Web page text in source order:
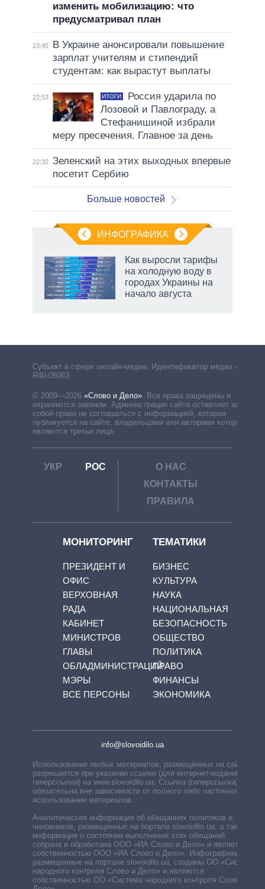
изменить мобилизацию: что
предусматривал план
23:45
В Украине анонсировали повышение
зарплат учителям и стипендий
студентам: как вырастут выплаты
22:53 ИТОГИ
Россия ударила по
Лозовой и Павлограду, а
Стефанишиной избрали
меру пресечения. Главное за день
22:32 Зеленский на этих выходных впервые
посетит Сербию
Больше новостей
ИНФОГРАФИКА
Как выросли тарифы
на холодную воду в
городах Украины на
начало августа
Субъект в сфере онлайн-медиа. Идентификатор медиа –
R40-05063
© 2009—2026 «Слово и Дело». Все права защищены и
охраняются законом. Администрация сайта оставляет за
собой право не соглашаться с информацией, которая
публикуется на сайте, владельцами или авторами которой
являются третьи лица.
УКР РОС
О НАС
КОНТАКТЫ
ПРАВИЛА
МОНИТОРИНГ
ПРЕЗИДЕНТ И
ОФИС
ВЕРХОВНАЯ
РАДА
КАБИНЕТ
МИНИСТРОВ
ГЛАВЫ
ОБЛАДМИНИСТРАЦИЙ
МЭРЫ
ВСЕ ПЕРСОНЫ
ТЕМАТИКИ
БИЗНЕС
КУЛЬТУРА
НАУКА
НАЦИОНАЛЬНАЯ
БЕЗОПАСНОСТЬ
ОБЩЕСТВО
ПОЛИТИКА
ПРАВО
ФИНАНСЫ
ЭКОНОМИКА
info@slovoidilo.ua
Использование любых материалов, размещённых на сайте,
разрешается при указании ссылки (для интернет-изданий —
гиперссылки) на www.slovoidilo.ua. Ссылка (гиперссылка)
обязательна вне зависимости от полного либо частичного
использования материалов.
Аналитическая информация об обещаниях политиков и
чиновников, размещенных на портале slovoidilo.ua, а также
информация о состоянии выполнения этих обещаний,
собрана и обработана ООО «ИА Слово и Дело» и является
собственностью ООО «ИА Слово и Дело». Инфографики,
размещенные на портале slovoidilo.ua, созданы ОО «Система
народного контроля Слово и Дело» и являются
собственностью ОО «Система народного контроля Слово и